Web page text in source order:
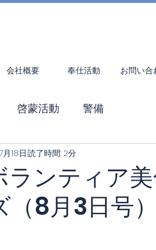
会社概要 奉仕活動 お問い合
啓蒙活動 警備
ランティア
（8月3日号
月18日読了時間: 2分